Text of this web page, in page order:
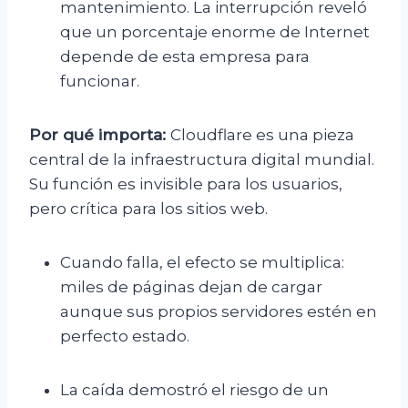
mantenimiento. La interrupción reveló
que un porcentaje enorme de Internet
depende de esta empresa para
funcionar.
Por qué importa: Cloudflare es una pieza
central de la infraestructura digital mundial.
Su función es invisible para los usuarios,
pero crítica para los sitios web.
Cuando falla, el efecto se multiplica:
miles de páginas dejan de cargar
aunque sus propios servidores estén en
perfecto estado.
La caída demostró el riesgo de un